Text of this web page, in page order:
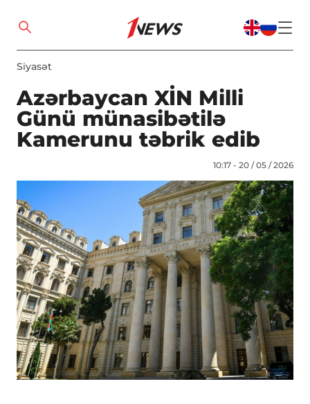
Siyasət
Azərbaycan XİN Milli
Günü münasibətilə
Kamerunu təbrik edib
10:17 - 20 / 05 / 2026